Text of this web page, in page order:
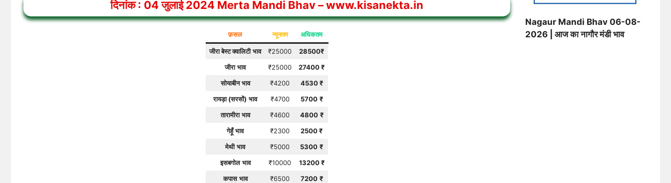
दिनांक : 04 जुलाई 2024 Merta Mandi Bhav– www.kisanekta.in
फ़सल न्यूनतम अधिकतम
जीरा बेस्ट क्वालिटी भाव ₹25000 28500₹
जीरा भाव ₹25000 27400₹
सोयाबीन भाव ₹4200 4530₹
रायड़ा (सरसों) भाव ₹4700 5700 ₹
तारामीरा भाव ₹4600 4800 ₹
गेहूँ भाव ₹2300 2500₹
मेथी भाव ₹5000 5300 ₹
इसबगोल भाव ₹10000
13200 ₹
कपास भाव ₹6500 7200 ₹
Nagaur Mandi Bhav 06-08-
2026 | आज का नागौर मंडी भाव